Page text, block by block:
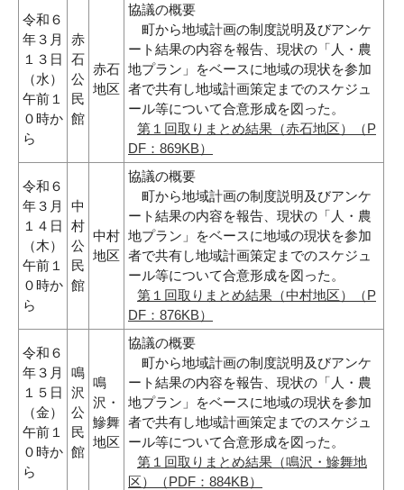
令和６
年３月
１３日
（水）
午前１
０時か
ら
赤
石
公
民
館
赤石
地区
協議の概要
町から地域計画の制度説明及びアンケ
ート結果の内容を報告、現状の「人・農
地プラン」をベースに地域の現状を参加
者で共有し地域計画策定までのスケジュ
ール等について合意形成を図った。
第１回取りまとめ結果（赤石地区）（P
DF：869KB）
令和６
年３月
１４日
（木）
午前１
０時か
ら
中
村
公
民
館
中村
地区
協議の概要
町から地域計画の制度説明及びアンケ
ート結果の内容を報告、現状の「人・農
地プラン」をベースに地域の現状を参加
者で共有し地域計画策定までのスケジュ
ール等について合意形成を図った。
第１回取りまとめ結果（中村地区）（P
DF：876KB）
令和６
年３月
１５日
（金）
午前１
０時か
ら
鳴
沢
公
民
館
鳴
沢・
鰺舞
地区
協議の概要
町から地域計画の制度説明及びアンケ
ート結果の内容を報告、現状の「人・農
地プラン」をベースに地域の現状を参加
者で共有し地域計画策定までのスケジュ
ール等について合意形成を図った。
第１回取りまとめ結果（鳴沢・鰺舞地
区）（PDF：884KB）